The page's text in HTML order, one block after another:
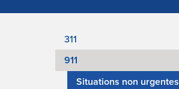
311
911
Situations non urgentes